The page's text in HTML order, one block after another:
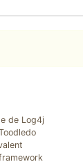
de Log4j